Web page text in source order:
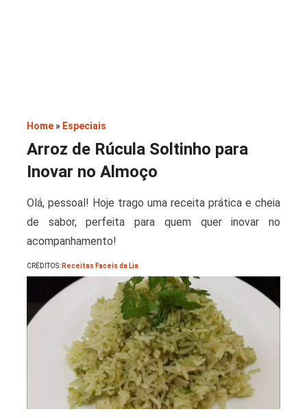
Home » Especiais
Arroz de Rúcula Soltinho para
Inovar no Almoço
Olá, pessoal! Hoje trago uma receita prática e cheia
de sabor, perfeita para quem quer inovar no
acompanhamento!
CRÉDITOS: Receitas Faceis da Lia